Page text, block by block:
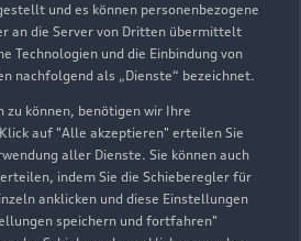
und es können personenbezogene
an die Server von Dritten übermittelt
Technologien und die Einbindung von
nachfolgend als „Dienste“ bezeichnet.
zu können, benötigen wir Ihre
auf "Alle akzeptieren" erteilen Sie
aller Dienste. Sie können auch
indem Sie die Schieberegler für
anklicken und diese Einstellungen
speichern und fortfahren"
:plus
e-tron
R8 Verkaufspartner